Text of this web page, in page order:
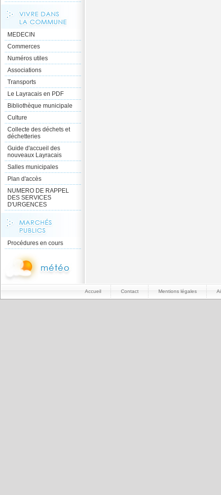
MEDECIN
Commerces
Numéros utiles
Associations
Transports
Le Layracais en PDF
Bibliothèque municipale
Culture
Collecte des déchets et
déchetteries
Guide d'accueil des
nouveaux Layracais
Salles municipales
Plan d'accès
NUMERO DE RAPPEL
DES SERVICES
D'URGENCES
Procédures en cours
Accueil Contact Mentions légales